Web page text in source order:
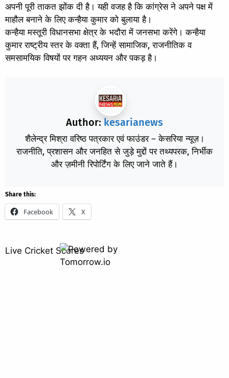
अपनी पूरी ताकत झोंक दी है। यही वजह है कि कांग्रेस ने अपने पक्ष में
माहौल बनाने के लिए कन्हैया कुमार को बुलाया है।
कन्हैया मस्तूरी विधानसभा क्षेत्र के भदौरा में जनसभा करेंगे। कन्हैया
कुमार राष्ट्रीय स्तर के वक्ता हैं, जिन्हें सामाजिक, राजनीतिक व
समसामयिक विषयों पर गहन अध्ययन और पकड़ है।
Author: kesarianews
शैलेन्द्र मिश्रा वरिष्ठ पत्रकार एवं फाउंडर – केसरिया न्यूज़।
राजनीति, प्रशासन और जनहित से जुड़े मुद्दों पर तथ्यपरक, निर्भीक
और ज़मीनी रिपोर्टिंग के लिए जाने जाते हैं।
Share this:
Facebook X
Live Cricket Scores